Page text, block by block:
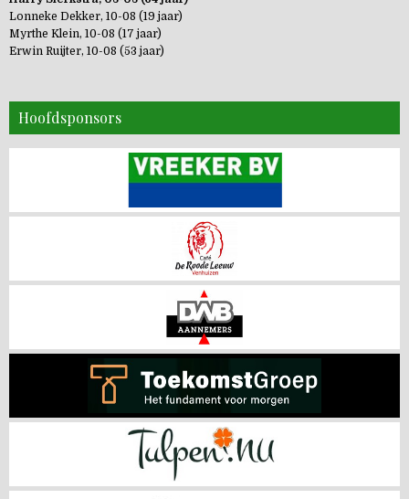
Lonneke Dekker, 10-08 (19 jaar)
Myrthe Klein, 10-08 (17 jaar)
Erwin Ruijter, 10-08 (53 jaar)
Hoofdsponsors